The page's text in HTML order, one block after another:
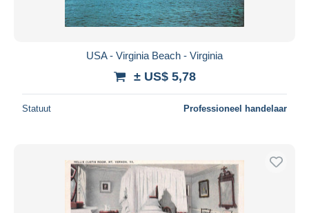
USA - Virginia Beach - Virginia
± US$ 5,78
Statuut Professioneel handelaar